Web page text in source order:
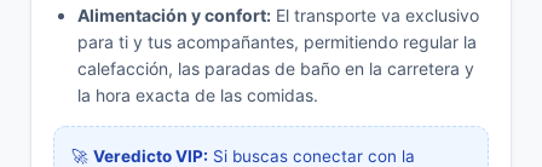
Alimentación y confort: El transporte va exclusivo
para ti y tus acompañantes, permitiendo regular la
calefacción, las paradas de baño en la carretera y
la hora exacta de las comidas.
🚀 Veredicto VIP: Si buscas conectar con la